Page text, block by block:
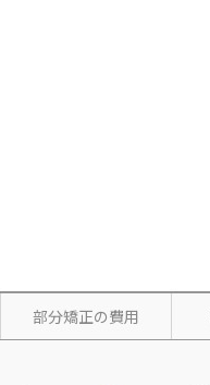
部分矯正の費用